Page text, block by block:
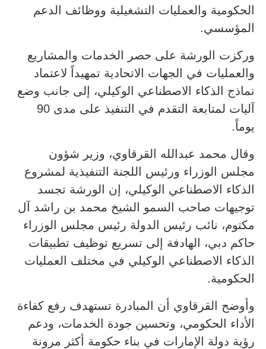
الحكومية والعمليات التشغيلية ووظائف الدعم
المؤسسي.
وركزت الورشة على حصر الخدمات والمشاريع
والعمليات في الجهات الاتحادية تمهيداً لاعتماد
نماذج الذكاء الاصطناعي الوكيلي، إلى جانب وضع
آليات لمتابعة التقدم في التنفيذ على مدى 90
يوماً.
وقال محمد عبدالله القرقاوي، وزير شؤون
مجلس الوزراء ورئيس اللجنة التنفيذية لمشروع
الذكاء الاصطناعي الوكيلي، إن الورشة تجسد
توجيهات صاحب السمو الشيخ محمد بن راشد آل
مكتوم، نائب رئيس الدولة رئيس مجلس الوزراء
حاكم دبي، الهادفة إلى تسريع توظيف تطبيقات
الذكاء الاصطناعي الوكيلي في مختلف العمليات
الحكومية.
وأوضح القرقاوي أن المبادرة تستهدف رفع كفاءة
الأداء الحكومي، وتحسين جودة الخدمات، ودعم
رؤية دولة الإمارات في بناء حكومة أكثر مرونة